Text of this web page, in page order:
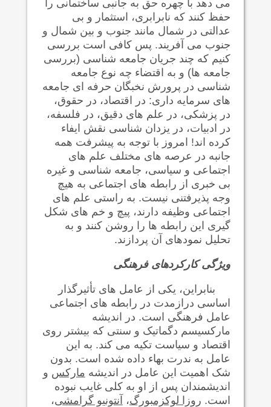
می دهد با چهره حق به جانبی ساختمانی را
حفظ کنند که نابرابری، استثمار و بی
عدالتی در شمال مانند جنوب و بین شمال و
جنوب می آفريند. پس کافی است بررسی
کنیم که چند جریان جامعه شناسی (بررسی
جامعه ها) و به اقتضاء چه نوع جامعه
شناسی در پرورش نخبگان حرفه ای جامعه
های سرمايه داری: در اقتصاد، در حقوق،
در پزشکی، در علم های دقيق، در فلسفه،
در ادبيات، در يزدان شناسی نقش ايفاء
کرده اند! امروز با توجه به پيشرفت همه
جانبه در عرصه های مختلف علم های
اجتماعی و سياسی، جامعه شناسی و غيره
بی خبری از رابطه های اجتماعی به هیچ
وجه پذيرفتنی نيست. به راستی علم های
اجتماعی وظيفه دارند، پيچ و خم های شکل
گيری اين رابطه ها را روشن کنند و به
تحليل نمودهای آن پردازند.
ويژگی کارکردهای فرهنگی
بنابراين، يکی از عامل های تأثيرگذار
اساسی درازمدت در رابطه های اجتماعی
عامل فرهنگی است. در انديشه
مارکسیسم دگماتیک و سنتی که بيشتر روی
اقتصاد و سیاست تکیه می کند. به این
عامل به ندرت بهاء داده شده است. بدون
شک اهمیت این عامل در انديشه مارکس و
انديشمندان پس از او به کلی غايب نبوده
است. روزا لوکزمبورگ، آنتونيو گرامشی،